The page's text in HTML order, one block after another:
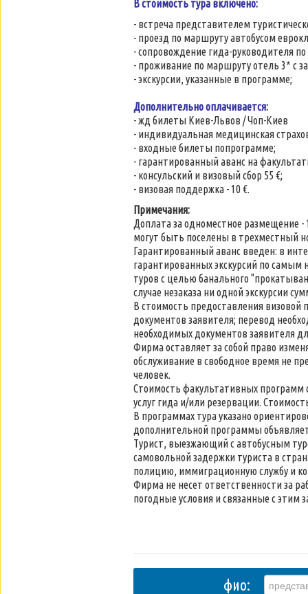
В стоимость тура включено:
- встреча представителем
- проезд по маршруту автобусом
- сопровождение гида-руководителя
- проживание по маршруту отель 3* с
- экскурсии, указанные в программе;
Дополнительно оплачивается:
- жд билеты Киев-Львов / Чоп-Киев
- индивидуальная медицинская
- входные билеты попрограмме;
- гарантированный аванс на
- консульский и визовый сбор 55 €;
- визовая поддержка - 10 €.
Примечания:
Доплата за одноместное размещение
могут быть поселены в трехместный
Гарантированный аванс введен: в
гарантированных экскурсий по
туров с целью банального
случае незаказа ни одной экскурсии
В стоимость предоставления визовой
документов заявителя; перевод
необходимых документов заявителя
Фирма оставляет за собой право
обслуживание в свободное время не
человек.
Стоимость факультативных программ
услуг гида и/или резервации.
В программах тура указано
дополнительной программы
Турист, выезжающий с автобусным
самовольной задержки туриста в
полицию, иммиграционную службу и
Фирма не несет ответственности за
погодные условия и связанные с этим
фио: